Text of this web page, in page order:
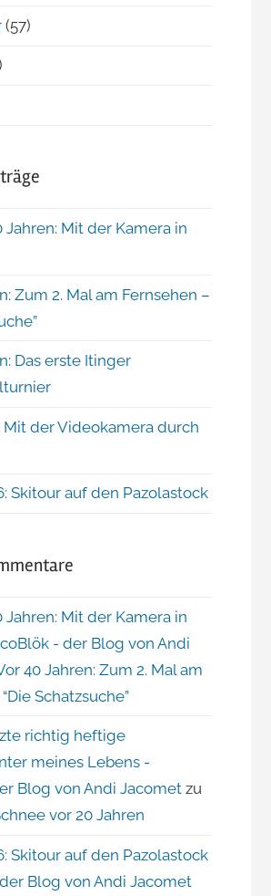
(57)
Jahren: Mit der Kamera in
Zum 2. Mal am Fernsehen –
Das erste Itinger
Mit der Videokamera durch
Skitour auf den Pazolastock
Jahren: Mit der Kamera in
- der Blog von Andi
40 Jahren: Zum 2. Mal am
Schatzsuche”
richtig heftige
meines Lebens -
Blog von Andi Jacometzu
vor 20 Jahren
Skitour auf den Pazolastock
Blog von Andi Jacomet